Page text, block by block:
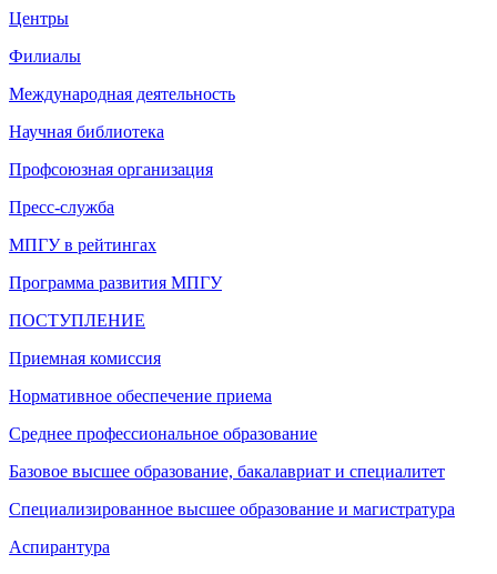
Центры
Филиалы
Международная деятельность
Научная библиотека
Профсоюзная организация
Пресс-служба
МПГУ в рейтингах
Программа развития МПГУ
ПОСТУПЛЕНИЕ
Приемная комиссия
Нормативное обеспечение приема
Среднее профессиональное образование
Базовое высшее образование, бакалавриат и специалитет
Специализированное высшее образование и магистратура
Аспирантура